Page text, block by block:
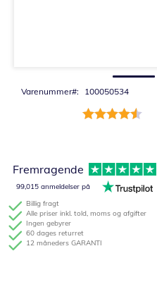
Varenummer 100050534
Bedømmelse:
Billig fragt
Alle priser inkl. told, moms og afgifter
Ingen gebyrer
60 dages returret
12 måneders GARANTI
Fremragende
99,015 anmeldelser på